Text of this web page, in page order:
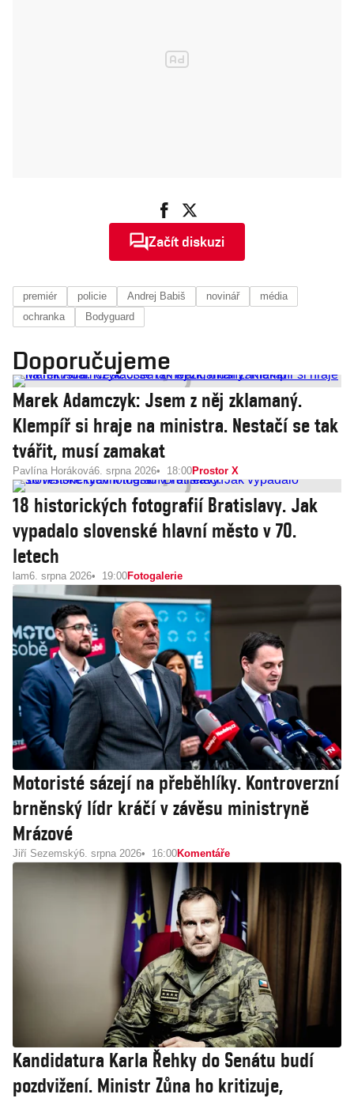
Začít diskuzi
premiér policie Andrej Babiš novinář
média
ochranka
Bodyguard
Doporučujeme
Marek Adamczyk: Jsem z něj zklamaný.
Klempíř si hraje na ministra. Nestačí se tak
tvářit, musí zamakat
Pavlína Horáková6. srpna 2026 18:00Prostor X
18 historických fotografií Bratislavy. Jak
vypadalo slovenské hlavní město v 70.
letech
lam6. srpna 2026 19:00Fotogalerie
Motoristé sázejí na přeběhlíky. Kontroverzní
brněnský lídr kráčí v závěsu ministryně
Mrázové
Jiří Sezemský6. srpna 2026 16:00Komentáře
Kandidatura Karla Řehky do Senátu budí
pozdvižení. Ministr Zůna ho kritizuje,